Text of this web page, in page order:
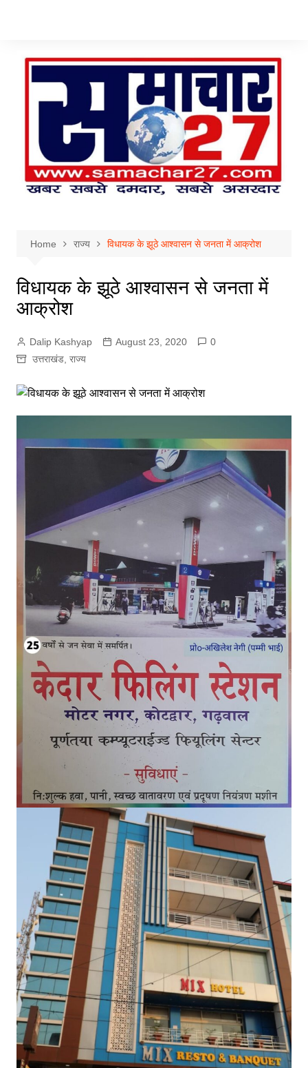
Home राज्य विधायक के झूठे आश्वासन से जनता में आक्रोश
विधायक के झूठे आश्वासन से जनता में
आक्रोश
Dalip Kashyap August 23, 2020
0
उत्तराखंड, राज्य